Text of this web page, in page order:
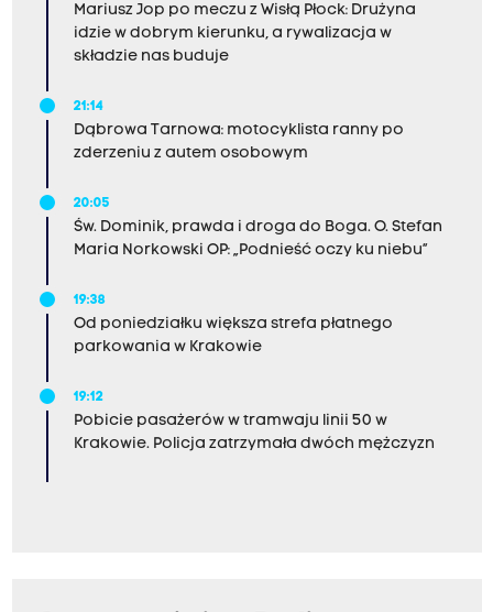
Mariusz Jop po meczu z Wisłą Płock: Drużyna
idzie w dobrym kierunku, a rywalizacja w
składzie nas buduje
21:14
Dąbrowa Tarnowa: motocyklista ranny po
zderzeniu z autem osobowym
20:05
Św. Dominik, prawda i droga do Boga. O. Stefan
Maria Norkowski OP: „Podnieść oczy ku niebu”
19:38
Od poniedziałku większa strefa płatnego
parkowania w Krakowie
19:12
Pobicie pasażerów w tramwaju linii 50 w
Krakowie. Policja zatrzymała dwóch mężczyzn